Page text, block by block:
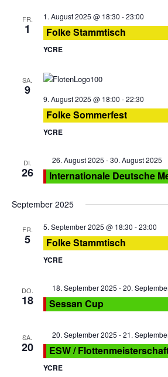
FR.
1
1. August 2025 @ 18:30 -23:00
Folke Stammtisch
YCRE
SA.
9
9. August 2025 @ 18:00 -22:30
Folke Sommerfest
YCRE
DI.
26
Empfohlen
26. August 2025 -30. August 2025
Internationale Deutsche
September 2025
FR.
5
5. September 2025 @ 18:30 -23:00
Folke Stammtisch
YCRE
DO.
18
Empfohlen
18. September 2025 -20.
Sessan Cup
SA.
20
Empfohlen
20. September 2025 -21.
ESW /
YCRE